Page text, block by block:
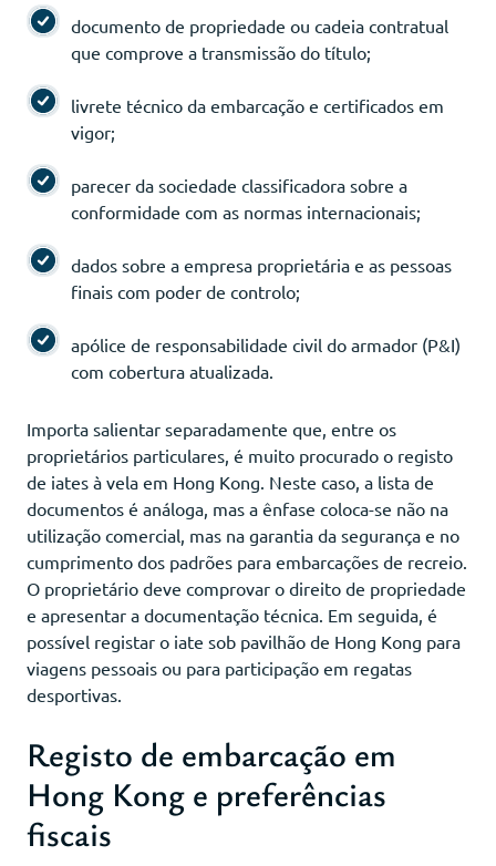
documento de propriedade ou cadeia contratual
que comprove a transmissão do título;
livrete técnico da embarcação e certificados em
vigor;
parecer da sociedade classificadora sobre a
conformidade com as normas internacionais;
dados sobre a empresa proprietária e as pessoas
finais com poder de controlo;
apólice de responsabilidade civil do armador (P&I)
com cobertura atualizada.
Importa salientar separadamente que, entre os
proprietários particulares, é muito procurado o registo
de iates à vela em Hong Kong. Neste caso, a lista de
documentos é análoga, mas a ênfase coloca-se não na
utilização comercial, mas na garantia da segurança e no
cumprimento dos padrões para embarcações de recreio.
O proprietário deve comprovar o direito de propriedade
e apresentar a documentação técnica. Em seguida, é
possível registar o iate sob pavilhão de Hong Kong para
viagens pessoais ou para participação em regatas
desportivas.
Registo de embarcação em
Hong Kong e preferências
fiscais